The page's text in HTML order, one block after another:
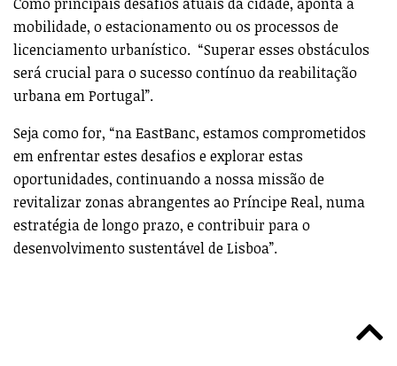
mobilidade, o estacionamento ou os processos de
licenciamento urbanístico. “Superar esses obstáculos
será crucial para o sucesso contínuo da reabilitação
urbana em Portugal”.
Seja como for, “na EastBanc, estamos comprometidos
em enfrentar estes desafios e explorar estas
oportunidades, continuando a nossa missão de
revitalizar zonas abrangentes ao Príncipe Real, numa
estratégia de longo prazo, e contribuir para o
desenvolvimento sustentável de Lisboa”.